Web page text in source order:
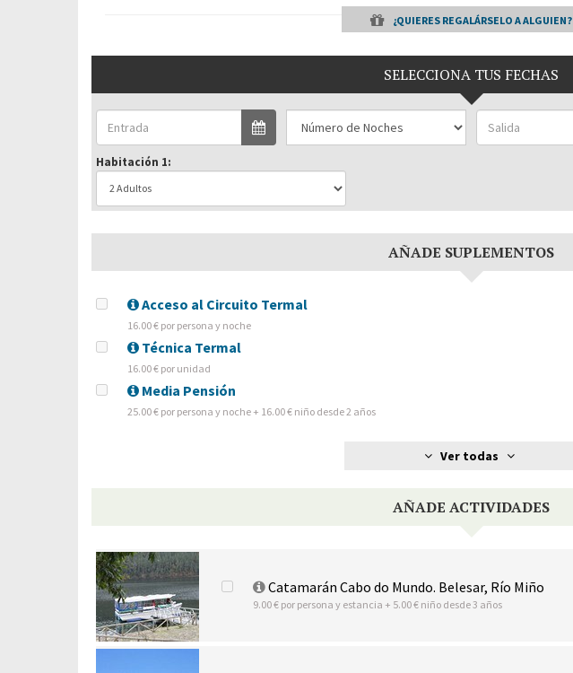
¿QUIERES REGALÁRSELO A ALGUIEN?
SELECCIONA TUS FECHAS
Habitación 1:
AÑADE SUPLEMENTOS
Acceso al Circuito Termal
16.00 € por persona y noche
Técnica Termal
16.00 € por unidad
Media Pensión
25.00 € por persona y noche + 16.00 € niño desde 2 años
Ver todas
AÑADE ACTIVIDADES
Catamarán Cabo do Mundo. Belesar, Río Miño
9.00 € por persona y estancia + 5.00 € niño desde 3 años